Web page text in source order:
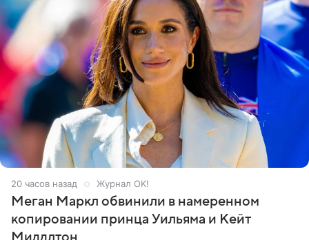
20 часов назад Журнал OK!
Меган Маркл обвинили в намеренном
копировании принца Уильяма и Кейт